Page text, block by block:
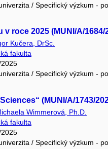
/ Specifický výzkum -
roce 2025 (MUNI/A/1684/
Kučera, DrSc.
fakulta
/ Specifický výzkum -
(MUNI/A/1743/
Wimmerová, Ph.D.
fakulta
/ Specifický výzkum -